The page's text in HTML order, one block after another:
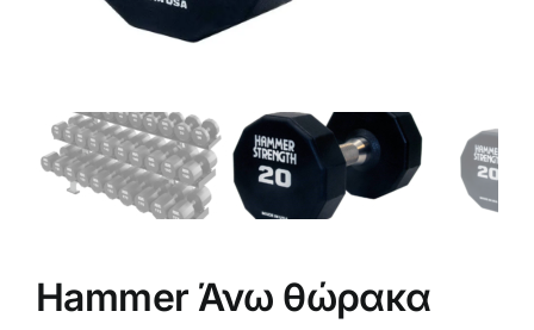
Hammer Άνω θώρακα